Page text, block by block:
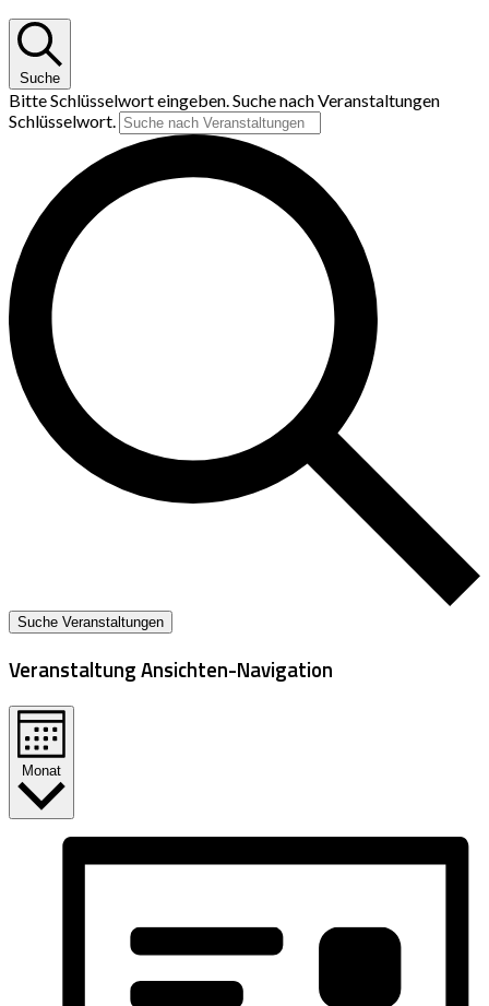
Suche
Bitte Schlüsselwort eingeben. Suche nach Veranstaltungen
Schlüsselwort.
Suche Veranstaltungen
Veranstaltung Ansichten-Navigation
Monat